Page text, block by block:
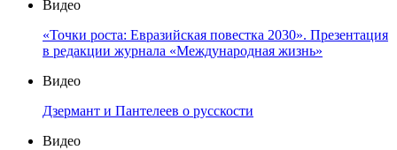
Видео
«Точки роста: Евразийская повестка 2030». Презентация
в редакции журнала «Международная жизнь»
Видео
Дзермант и Пантелеев о русскости
Видео